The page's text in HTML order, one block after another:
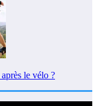
le vélo ?